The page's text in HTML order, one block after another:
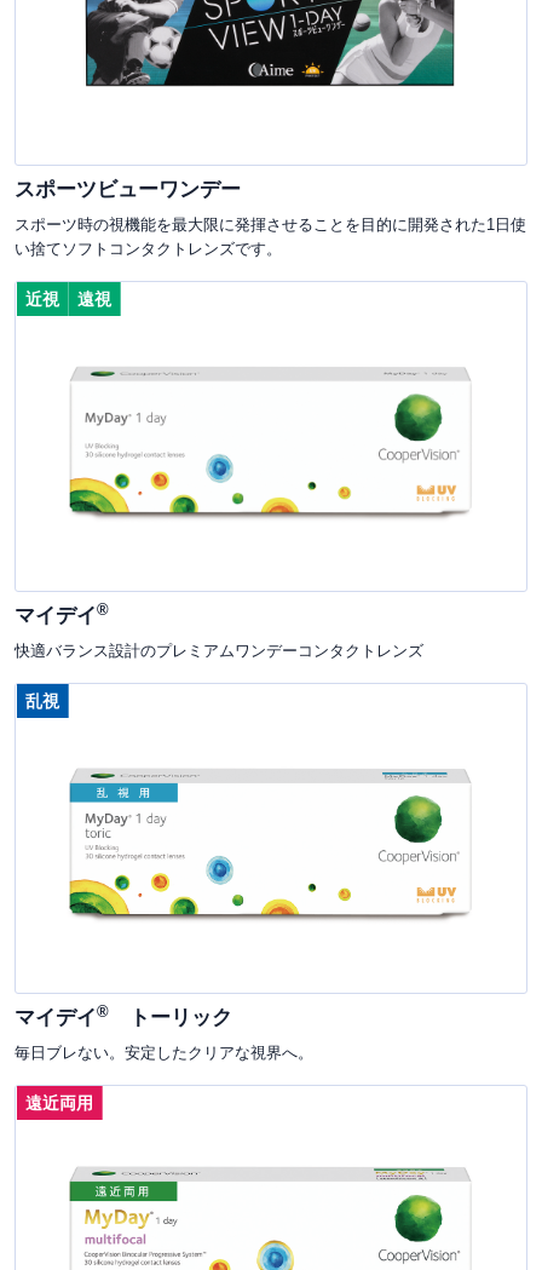
スポーツビューワンデー
スポーツ時の視機能を最大限に発揮させることを目的に開発された1日使
い捨てソフトコンタクトレンズです。
近視 遠視
マイデイ®
快適バランス設計のプレミアムワンデーコンタクトレンズ
乱視
マイデイ® トーリック
毎日ブレない。安定したクリアな視界へ。
遠近両用